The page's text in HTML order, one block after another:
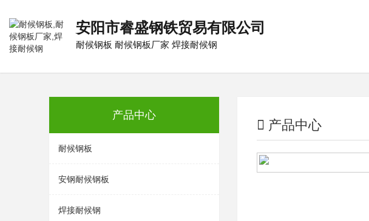
安阳市睿盛钢铁贸易有限公司
耐候钢板 耐候钢板厂家 焊接耐候钢
产品中心
耐候钢板
安钢耐候钢板
焊接耐候钢
产品中心